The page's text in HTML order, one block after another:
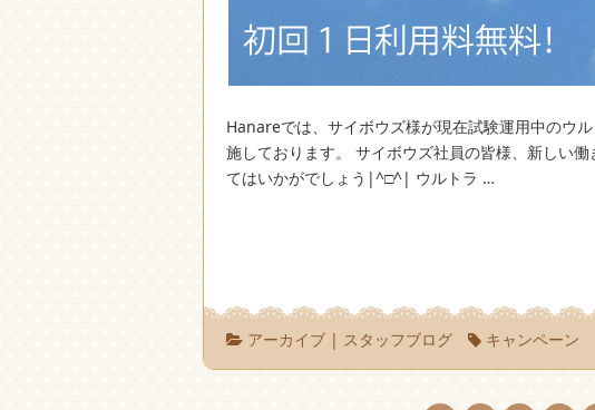
Hanareでは、サイボウズ様が現在試験運用中のウ
施しております。 サイボウズ社員の皆様、新しい
てはいかがでしょう|^□^| ウルトラ …
アーカイブ | スタッフブログ キャンペーン